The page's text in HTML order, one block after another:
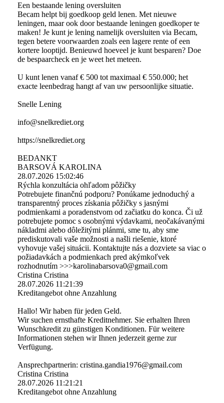
Een bestaande lening oversluiten
Becam helpt bij goedkoop geld lenen. Met nieuwe
leningen, maar ook door bestaande leningen goedkoper te
maken! Je kunt je lening namelijk oversluiten via Becam,
tegen betere voorwaarden zoals een lagere rente of een
kortere looptijd. Benieuwd hoeveel je kunt besparen? Doe
de bespaarcheck en je weet het meteen.
U kunt lenen vanaf € 500 tot maximaal € 550.000; het
exacte leenbedrag hangt af van uw persoonlijke situatie.
Snelle Lening
info@snelkrediet.org
https://snelkrediet.org
BEDANKT
BARSOVÁ KAROLINA
28.07.2026 15:02:46
Rýchla konzultácia ohľadom pôžičky
Potrebujete finančnú podporu? Ponúkame jednoduchý a
transparentný proces získania pôžičky s jasnými
podmienkami a poradenstvom od začiatku do konca. Či už
potrebujete pomoc s osobnými výdavkami, neočakávanými
nákladmi alebo dôležitými plánmi, sme tu, aby sme
prediskutovali vaše možnosti a našli riešenie, ktoré
vyhovuje vašej situácii. Kontaktujte nás a dozviete sa viac o
požiadavkách a podmienkach pred akýmkoľvek
rozhodnutím >>>karolinabarsova0@­gmail.­com
Cristina Cristina
28.07.2026 11:21:39
Kreditangebot ohne Anzahlung
Hallo! Wir haben für jeden Geld.
Wir suchen ernsthafte Kreditnehmer. Sie erhalten Ihren
Wunschkredit zu günstigen Konditionen. Für weitere
Informationen stehen wir Ihnen jederzeit gerne zur
Verfügung.
Ansprechpartnerin: cristina.­gandia1976@­gmail.­com
Cristina Cristina
28.07.2026 11:21:21
Kreditangebot ohne Anzahlung